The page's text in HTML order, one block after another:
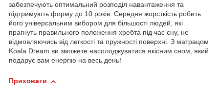
забезпечують оптимальний розподіл навантаження та
підтримують форму до 10 років. Середня жорсткість робить
його універсальним вибором для більшості людей, які
прагнуть правильного положення хребта під час сну, не
відмовляючись від легкості та пружності поверхні. З матрацом
Koala Dream ви зможете насолоджуватися якісним сном, який
подарує вам енергію на весь день!
Приховати